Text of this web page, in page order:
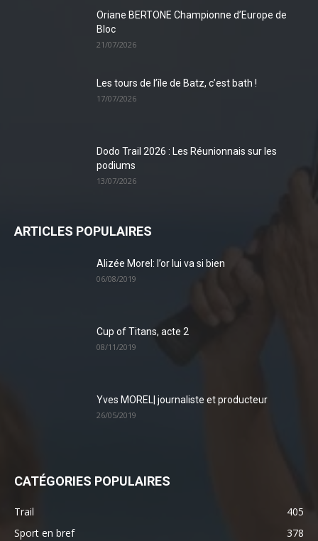
Oriane BERTONE Championne d’Europe de
Bloc
21/07/2026
Les tours de l’île de Batz, c’est bath !
17/07/2026
Dodo Trail 2026 : Les Réunionnais sur les
podiums
13/07/2026
ARTICLES POPULAIRES
Alizée Morel: l’or lui va si bien
06/08/2019
Cup of Titans, acte 2
08/11/2019
Yves MOREL| journaliste et producteur
26/05/2019
CATÉGORIES POPULAIRES
Trail
405
Sport en bref
378